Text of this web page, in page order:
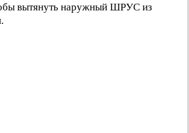
вытянуть наружный ШРУС из